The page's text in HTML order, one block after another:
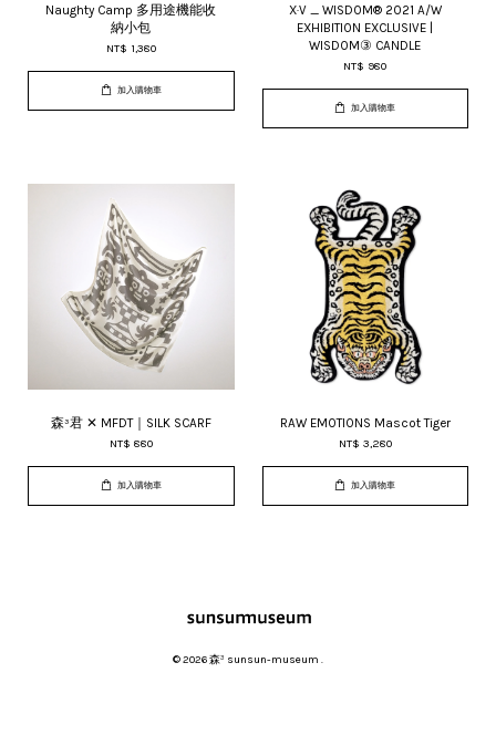
Naughty Camp 多用途機能收
納小包
NT$ 1,380
加入購物車
X·V _ WISDOM® 2021 A/W
EXHIBITION EXCLUSIVE |
WISDOM③ CANDLE
NT$ 980
加入購物車
森³君 ✕ MFDT｜SILK SCARF
NT$ 880
加入購物車
RAW EMOTIONS Mascot Tiger
NT$ 3,280
加入購物車
© 2026 森³ sunsun-museum .